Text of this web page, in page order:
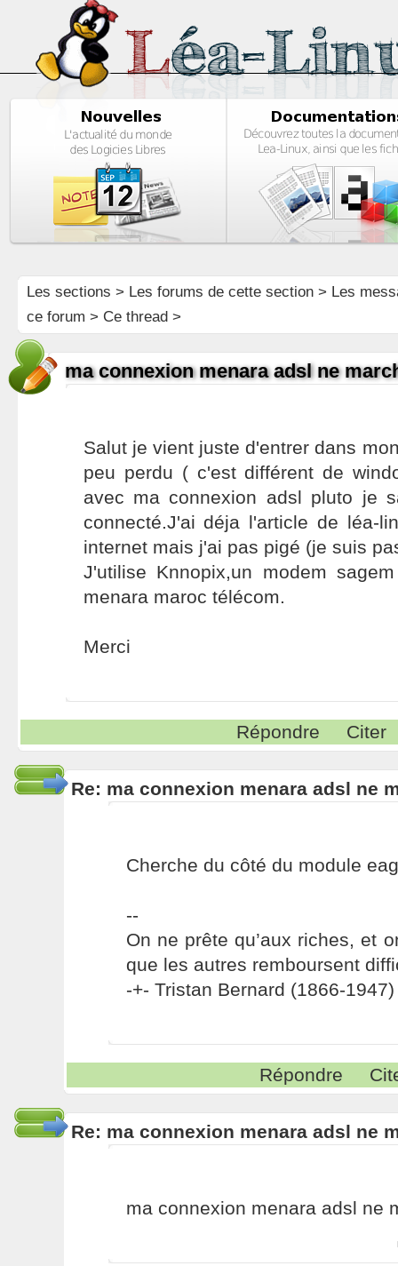
Les sections > Les forums de cette section> Les
ce forum > Ce thread >
ma connexion menara adsl ne
Salut je vient juste d'entrer dans
peu perdu ( c'est différent de
avec ma connexion adsl pluto je
connecté.J'ai déja l'article de léa-
internet mais j'ai pas pigé (je suis
J'utilise Knnopix,un modem
menara maroc télécom.
Merci
Répondre Citer
Re: ma connexion menara adsl ne
Cherche du côté du module
--
On ne prête qu’aux riches, et
que les autres remboursent
-+- Tristan Bernard (1866-1947)
Répondre
Re: ma connexion menara adsl ne
ma connexion menara adsl ne